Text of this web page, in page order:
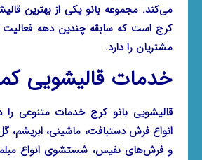
می‌کند. مجموعه بانو یکی از بهترین
کرج است که سابقه چندین دهه
مشتریان را دارد.
خدمات قالیشویی
قالیشویی بانو کرج خدمات متنوعی
انواع فرش دستبافت، ماشینی، ابریشم،
و فرش‌های نفیس، شستشوی انواع